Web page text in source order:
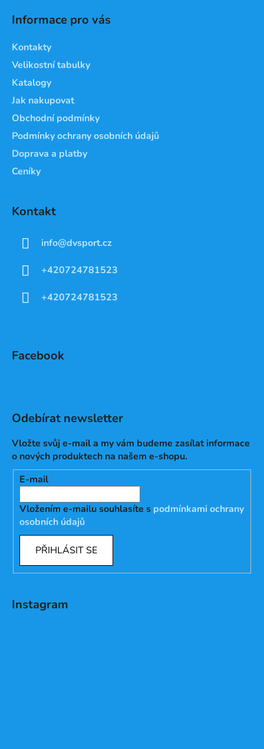
Informace pro vás
Kontakty
Velikostní tabulky
Katalogy
Jak nakupovat
Obchodní podmínky
Podmínky ochrany osobních údajů
Doprava a platby
Ceníky
Kontakt
info@dvsport.cz
+420724781523
+420724781523
Facebook
Odebírat newsletter
Vložte svůj e-mail a my vám budeme zasílat informace
o nových produktech na našem e-shopu.
E-mail
Vložením e-mailu souhlasíte s podmínkami ochrany
osobních údajů
PŘIHLÁSIT SE
Instagram